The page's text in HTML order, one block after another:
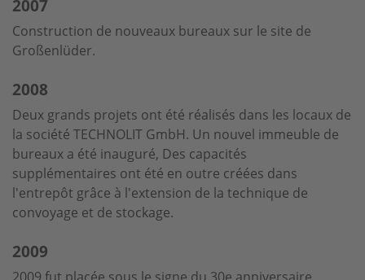
2007
Construction de nouveaux bureaux sur le site de
Großenlüder.
2008
Deux grands projets ont été réalisés dans les locaux de
la société TECHNOLIT GmbH. Un nouvel immeuble de
bureaux a été inauguré, Des capacités
supplémentaires ont été en outre créées dans
l'entrepôt grâce à l'extension de la technique de
convoyage et de stockage.
2009